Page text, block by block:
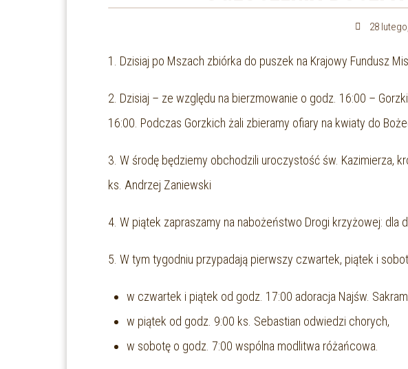
28
1. Dzisiaj po Mszach zbiórka do puszek na Krajowy Fundusz
2. Dzisiaj – ze względu na bierzmowanie o godz. 16:00 –
16:00. Podczas Gorzkich żali zbieramy ofiary na kwiaty do
3. W środę będziemy obchodzili uroczystość św. Kazimierza,
ks. Andrzej Zaniewski
4. W piątek zapraszamy na nabożeństwo Drogi krzyżowej: dla
5. W tym tygodniu przypadają pierwszy czwartek, piątek i
w czwartek i piątek od godz. 17:00 adoracja Najśw.
w piątek od godz. 9:00 ks. Sebastian odwiedzi chorych,
w sobotę o godz. 7:00 wspólna modlitwa różańcowa.